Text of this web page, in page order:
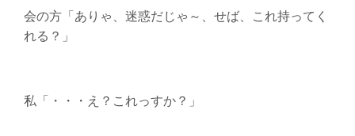
会の方「ありゃ、迷惑だじゃ～、せば、これ持ってく
れる？」
私「・・・え？これっすか？」